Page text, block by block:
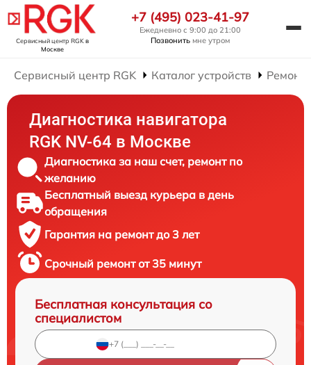
Сервисный центр RGKв
Москве
+7 (495) 023-41-97
Ежедневно с 9:00 до 21:00
Позвонить мне утром
Сервисный центр RGK Каталог устройств Ремонт
Диагностика навигатора
RGK NV-64 в Москве
Диагностика за наш счет, ремонт по
желанию
Бесплатный выезд курьера в день
обращения
Гарантия на ремонт до 3 лет
Срочный ремонт от 35 минут
Бесплатная консультация со
специалистом